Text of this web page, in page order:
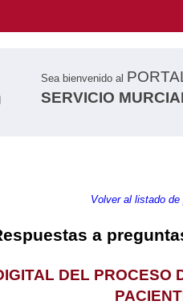
Sea bienvenido al
SERVICIO
Volver al listado de
a
DEL PROCESO